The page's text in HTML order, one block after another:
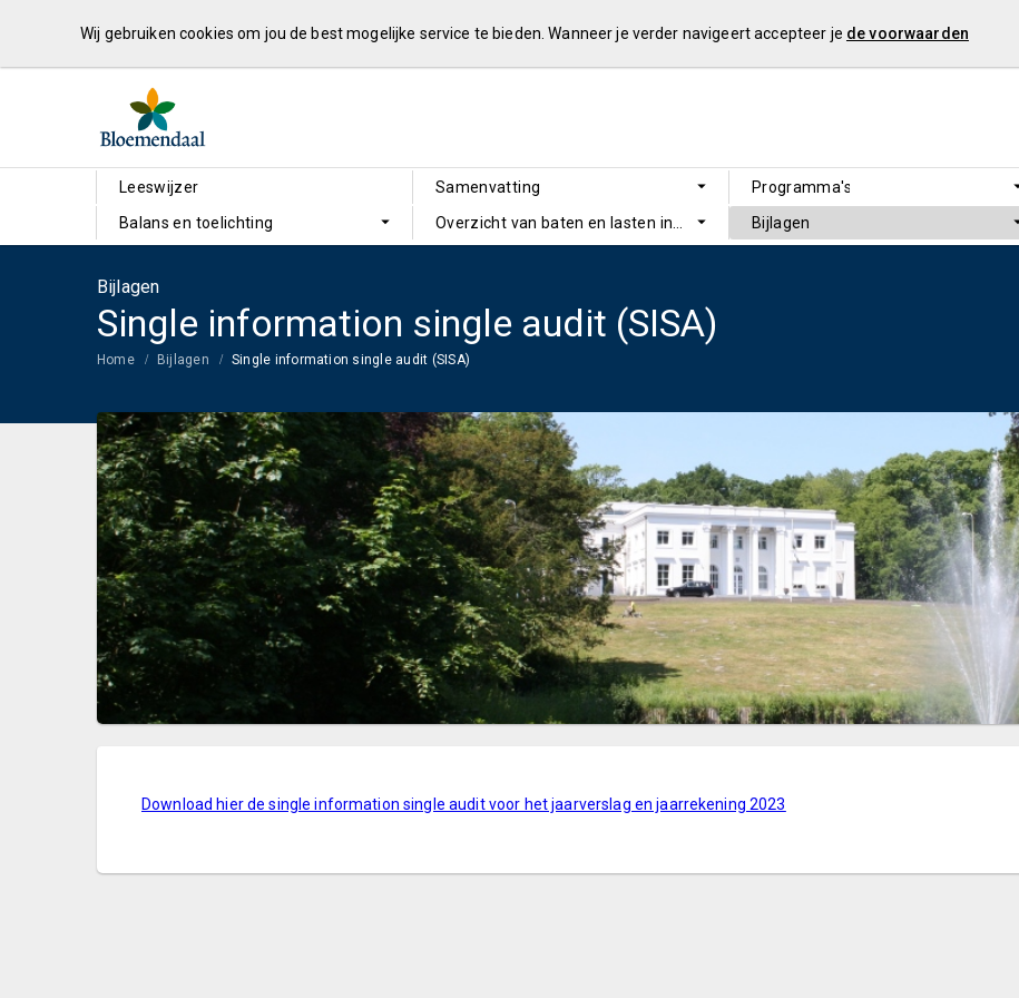
Wij gebruiken cookies om jou de best mogelijke service te bieden. Wanneer je verder navigeert accepteer je de voorwaarden
Leeswijzer Samenvatting Programma's
Balans en toelichting
Overzicht van baten en lasten in de jaarrekening en de toelichting
Bijlagen
Bijlagen
Single information single audit (SISA)
Home Bijlagen Single information single audit (SISA)
Download hier de single information single audit voor het jaarverslag en jaarrekening 2023